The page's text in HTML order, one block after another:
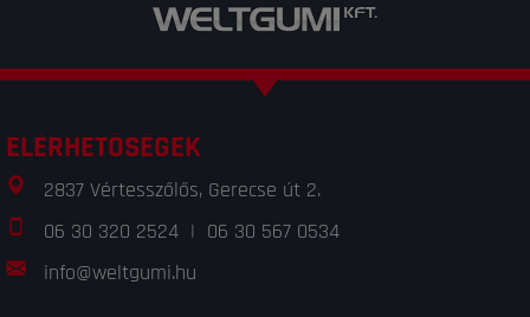
ELÉRHETŐSÉGEK
2837 Vértesszőlős, Gerecse út 2.
06 30 320 2524 | 06 30 567 0534
info@weltgumi.hu